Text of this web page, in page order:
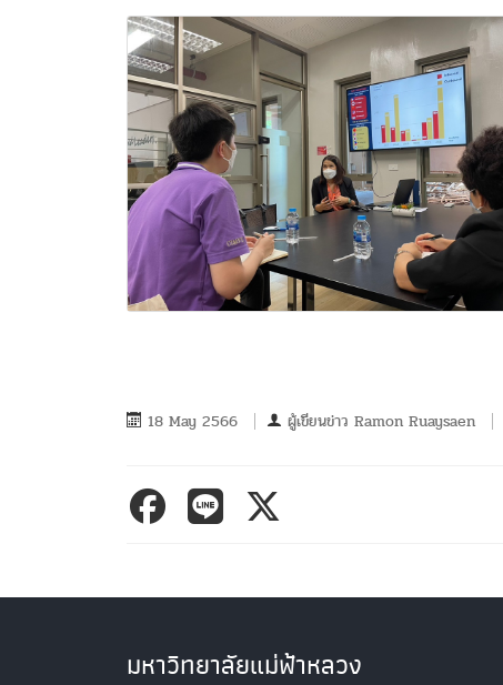
18 May 2566 ผู้เขียนข่าว Ramon Ruaysaen
มหาวิทยาลัยแม่ฟ้าหลวง